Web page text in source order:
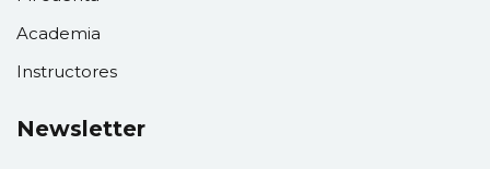
Academia
Instructores
Newsletter